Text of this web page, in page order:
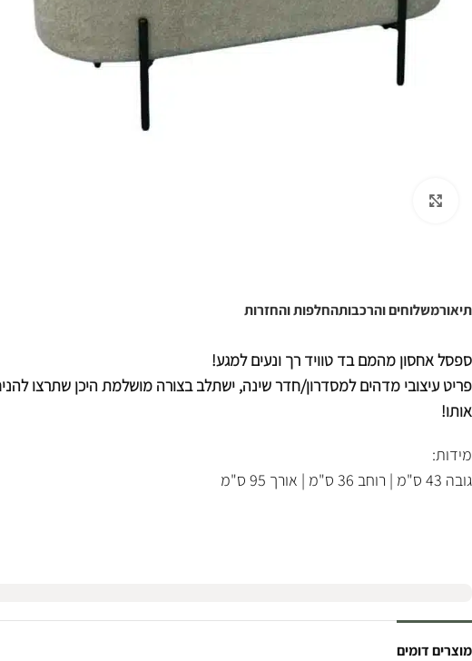
תיאורמשלוחים והרכבותהחלפות והחזרות
ספסל אחסון מהמם בד טוויד רך ונעים למגע!
פריט עיצובי מדהים למסדרון/חדר שינה, ישתלב בצורה מושלמת היכן שתרצו
אותו!
מידות:
גובה 43 ס"מ | רוחב 36 ס"מ | אורך 95 ס"מ
מוצרים דומים